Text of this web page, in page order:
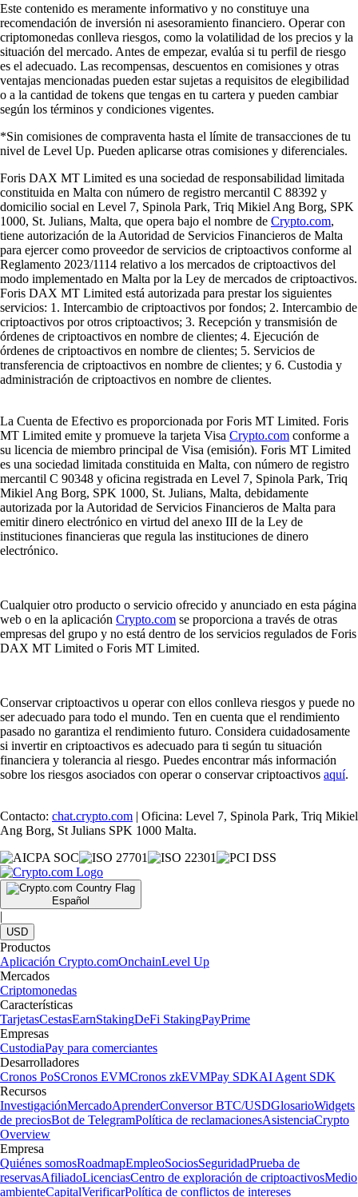
Este contenido es meramente informativo y no constituye una
recomendación de inversión ni asesoramiento financiero. Operar con
criptomonedas conlleva riesgos, como la volatilidad de los precios y la
situación del mercado. Antes de empezar, evalúa si tu perfil de riesgo
es el adecuado. Las recompensas, descuentos en comisiones y otras
ventajas mencionadas pueden estar sujetas a requisitos de elegibilidad
o a la cantidad de tokens que tengas en tu cartera y pueden cambiar
según los términos y condiciones vigentes.
*Sin comisiones de compraventa hasta el límite de transacciones de tu
nivel de Level Up. Pueden aplicarse otras comisiones y diferenciales.
Foris DAX MT Limited es una sociedad de responsabilidad limitada
constituida en Malta con número de registro mercantil C 88392 y
domicilio social en Level 7, Spinola Park, Triq Mikiel Ang Borg, SPK
1000, St. Julians, Malta, que opera bajo el nombre de Crypto.com,
tiene autorización de la Autoridad de Servicios Financieros de Malta
para ejercer como proveedor de servicios de criptoactivos conforme al
Reglamento 2023/1114 relativo a los mercados de criptoactivos del
modo implementado en Malta por la Ley de mercados de criptoactivos.
Foris DAX MT Limited está autorizada para prestar los siguientes
servicios: 1. Intercambio de criptoactivos por fondos; 2. Intercambio de
criptoactivos por otros criptoactivos; 3. Recepción y transmisión de
órdenes de criptoactivos en nombre de clientes; 4. Ejecución de
órdenes de criptoactivos en nombre de clientes; 5. Servicios de
transferencia de criptoactivos en nombre de clientes; y 6. Custodia y
administración de criptoactivos en nombre de clientes.
La Cuenta de Efectivo es proporcionada por Foris MT Limited. Foris
MT Limited emite y promueve la tarjeta Visa Crypto.com conforme a
su licencia de miembro principal de Visa (emisión). Foris MT Limited
es una sociedad limitada constituida en Malta, con número de registro
mercantil C 90348 y oficina registrada en Level 7, Spinola Park, Triq
Mikiel Ang Borg, SPK 1000, St. Julians, Malta, debidamente
autorizada por la Autoridad de Servicios Financieros de Malta para
emitir dinero electrónico en virtud del anexo III de la Ley de
instituciones financieras que regula las instituciones de dinero
electrónico.
Cualquier otro producto o servicio ofrecido y anunciado en esta página
web o en la aplicación Crypto.com se proporciona a través de otras
empresas del grupo y no está dentro de los servicios regulados de Foris
DAX MT Limited o Foris MT Limited.
Conservar criptoactivos u operar con ellos conlleva riesgos y puede no
ser adecuado para todo el mundo. Ten en cuenta que el rendimiento
pasado no garantiza el rendimiento futuro. Considera cuidadosamente
si invertir en criptoactivos es adecuado para ti según tu situación
financiera y tolerancia al riesgo. Puedes encontrar más información
sobre los riesgos asociados con operar o conservar criptoactivos aquí.
Contacto: chat.crypto.com | Oficina: Level 7, Spinola Park, Triq Mikiel
Ang Borg, St Julians SPK 1000 Malta.
Español
|
USD
Productos
Aplicación Crypto.comOnchainLevel Up
Mercados
Criptomonedas
Características
TarjetasCestasEarnStakingDeFi StakingPayPrime
Empresas
CustodiaPay para comerciantes
Desarrolladores
Cronos PoSCronos EVMCronos zkEVMPay SDKAI Agent SDK
Recursos
InvestigaciónMercadoAprenderConversor BTC/USDGlosarioWidgets
de preciosBot de TelegramPolítica de reclamacionesAsistenciaCrypto
Overview
Empresa
Quiénes somosRoadmapEmpleoSociosSeguridadPrueba de
reservasAfiliadoLicenciasCentro de exploración de criptoactivosMedio
ambienteCapitalVerificarPolítica de conflictos de intereses